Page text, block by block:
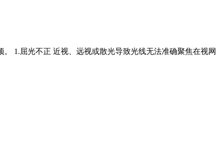
1.屈光不正 近视、远视或散光导致光线无法准确聚焦在视网